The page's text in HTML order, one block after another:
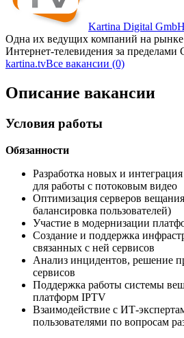
Kartina Digital GmbH
Одна их ведущих компаний на рынке
Интернет-телевидения за пределами
kartina.tvВсе вакансии (0)
Описание вакансии
Условия работы
Обязанности
Разработка новых и
для работы с потоковым видео
Оптимизация серверов
балансировка пользователей)
Участие в модернизации
Создание и поддержка
связанных с ней сервисов
Анализ инцидентов, решение
сервисов
Поддержка работы системы
платформ IPTV
Взаимодействие с ИТ-
пользователями по вопросам